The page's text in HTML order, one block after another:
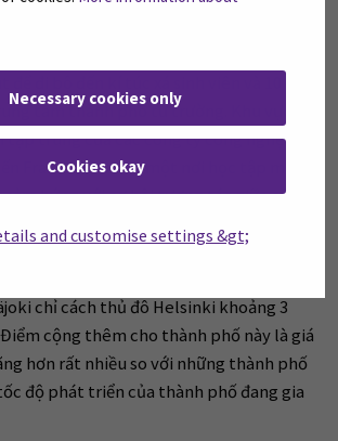
Necessary cookies only
Cookies okay
and customise settings &gt;
Quốc Tế của trường SeAMK tọa lạc ngay
tâm thành phố từ trường. Khu vực
tập trung của các công ty công nghệ
Frami trở thành một nơi học tập mang
cảm hứng với cơ hội tương tác giữa các
chỉ cách thủ đô Helsinki khoảng 3
cộng thêm cho thành phố này là giá
hơn rất nhiều so với những thành phố
độ phát triển của thành phố đang gia